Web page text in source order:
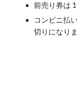
前売り券は
コンビニ払
切りになり